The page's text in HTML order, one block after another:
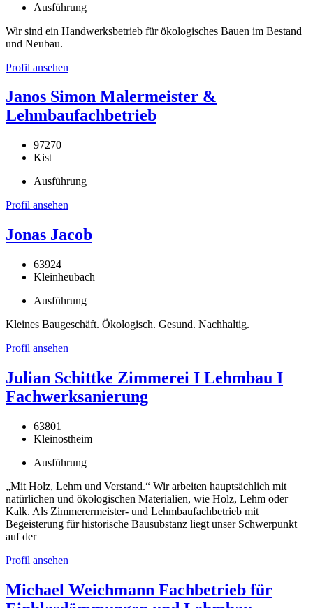
Ausführung
Wir sind ein Handwerksbetrieb für ökologisches Bauen im Bestand
und Neubau.
Profil ansehen
Janos Simon Malermeister &
Lehmbaufachbetrieb
97270
Kist
Ausführung
Profil ansehen
Jonas Jacob
63924
Kleinheubach
Ausführung
Kleines Baugeschäft. Ökologisch. Gesund. Nachhaltig.
Profil ansehen
Julian Schittke Zimmerei I Lehmbau I
Fachwerksanierung
63801
Kleinostheim
Ausführung
„Mit Holz, Lehm und Verstand.“ Wir arbeiten hauptsächlich mit
natürlichen und ökologischen Materialien, wie Holz, Lehm oder
Kalk. Als Zimmerermeister- und Lehmbaufachbetrieb mit
Begeisterung für historische Bausubstanz liegt unser Schwerpunkt
auf der
Profil ansehen
Michael Weichmann Fachbetrieb für